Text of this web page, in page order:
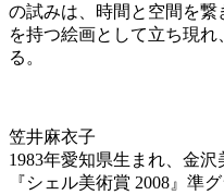
の試みは、時間と空間を
を持つ絵画として立ち現れ
る。
笠井麻衣子
1983年愛知県生まれ、金
『シェル美術賞 2008』準